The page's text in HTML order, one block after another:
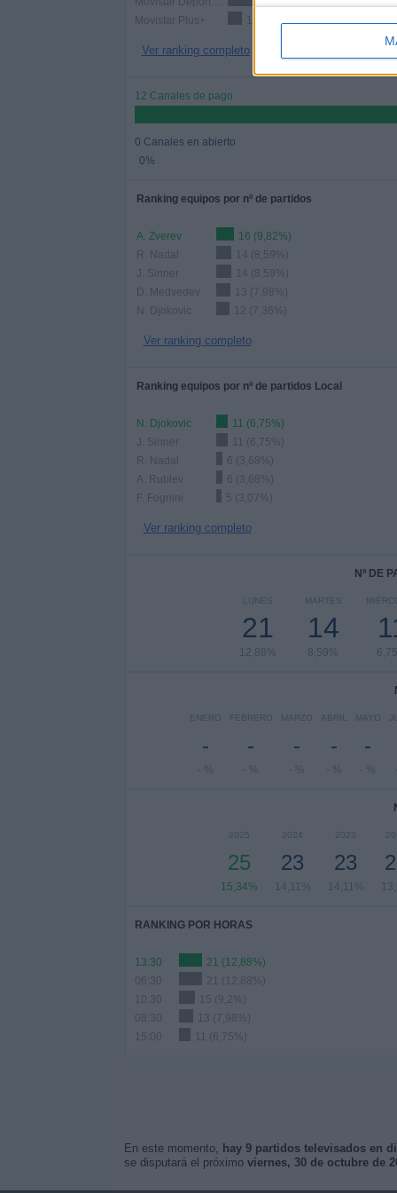
Movistar Plus+
13 (7,98%)
Ver ranking completo
12 Canales de pago
0 Canales en abierto
0%
Ranking equipos por nº de partidos
A. Zverev
16 (9,82%)
R. Nadal
14 (8,59%)
J. Sinner
14 (8,59%)
D. Medvedev
13 (7,98%)
N. Djokovic
12 (7,36%)
Ver ranking completo
Ranking equipos por nº de partidos Local
N. Djokovic
11 (6,75%)
J. Sinner
11 (6,75%)
R. Nadal
6 (3,68%)
A. Rublev
6 (3,68%)
F. Fognini
5 (3,07%)
Ver ranking completo
Nº DE
LUNES
21
12,88%
MARTES
14
8,59%
ENERO
-
- %
FEBRERO
-
- %
MARZO
-
- %
ABRIL
-
- %
MAYO
-
- %
2025
25
15,34%
2024
23
14,11%
2023
23
14,11%
RANKING POR HORAS
13:30
21 (12,88%)
06:30
21 (12,88%)
10:30
15 (9,2%)
08:30
13 (7,98%)
15:00
11 (6,75%)
En este momento, hay 9 partidos televisados en
se disputará el próximo viernes, 30 de octubre de